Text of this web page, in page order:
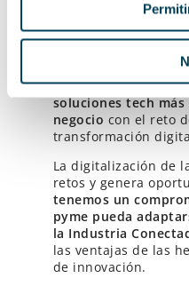
Acreditados como
desde Plexus Tech
experiencia en la
de proyectos para
clientes. En este
soluciones tech
negocio con el reto
transformación
La digitalización de
retos y genera
tenemos un
pyme pueda
la Industria
las ventajas de las
de innovación.